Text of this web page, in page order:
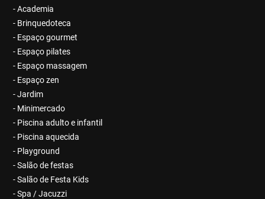
- Academia
- Brinquedoteca
- Espaço gourmet
- Espaço pilates
- Espaço massagem
- Espaço zen
- Jardim
- Minimercado
- Piscina adulto e infantil
- Piscina aquecida
- Playground
- Salão de festas
- Salão de Festa Kids
- Spa / Jacuzzi